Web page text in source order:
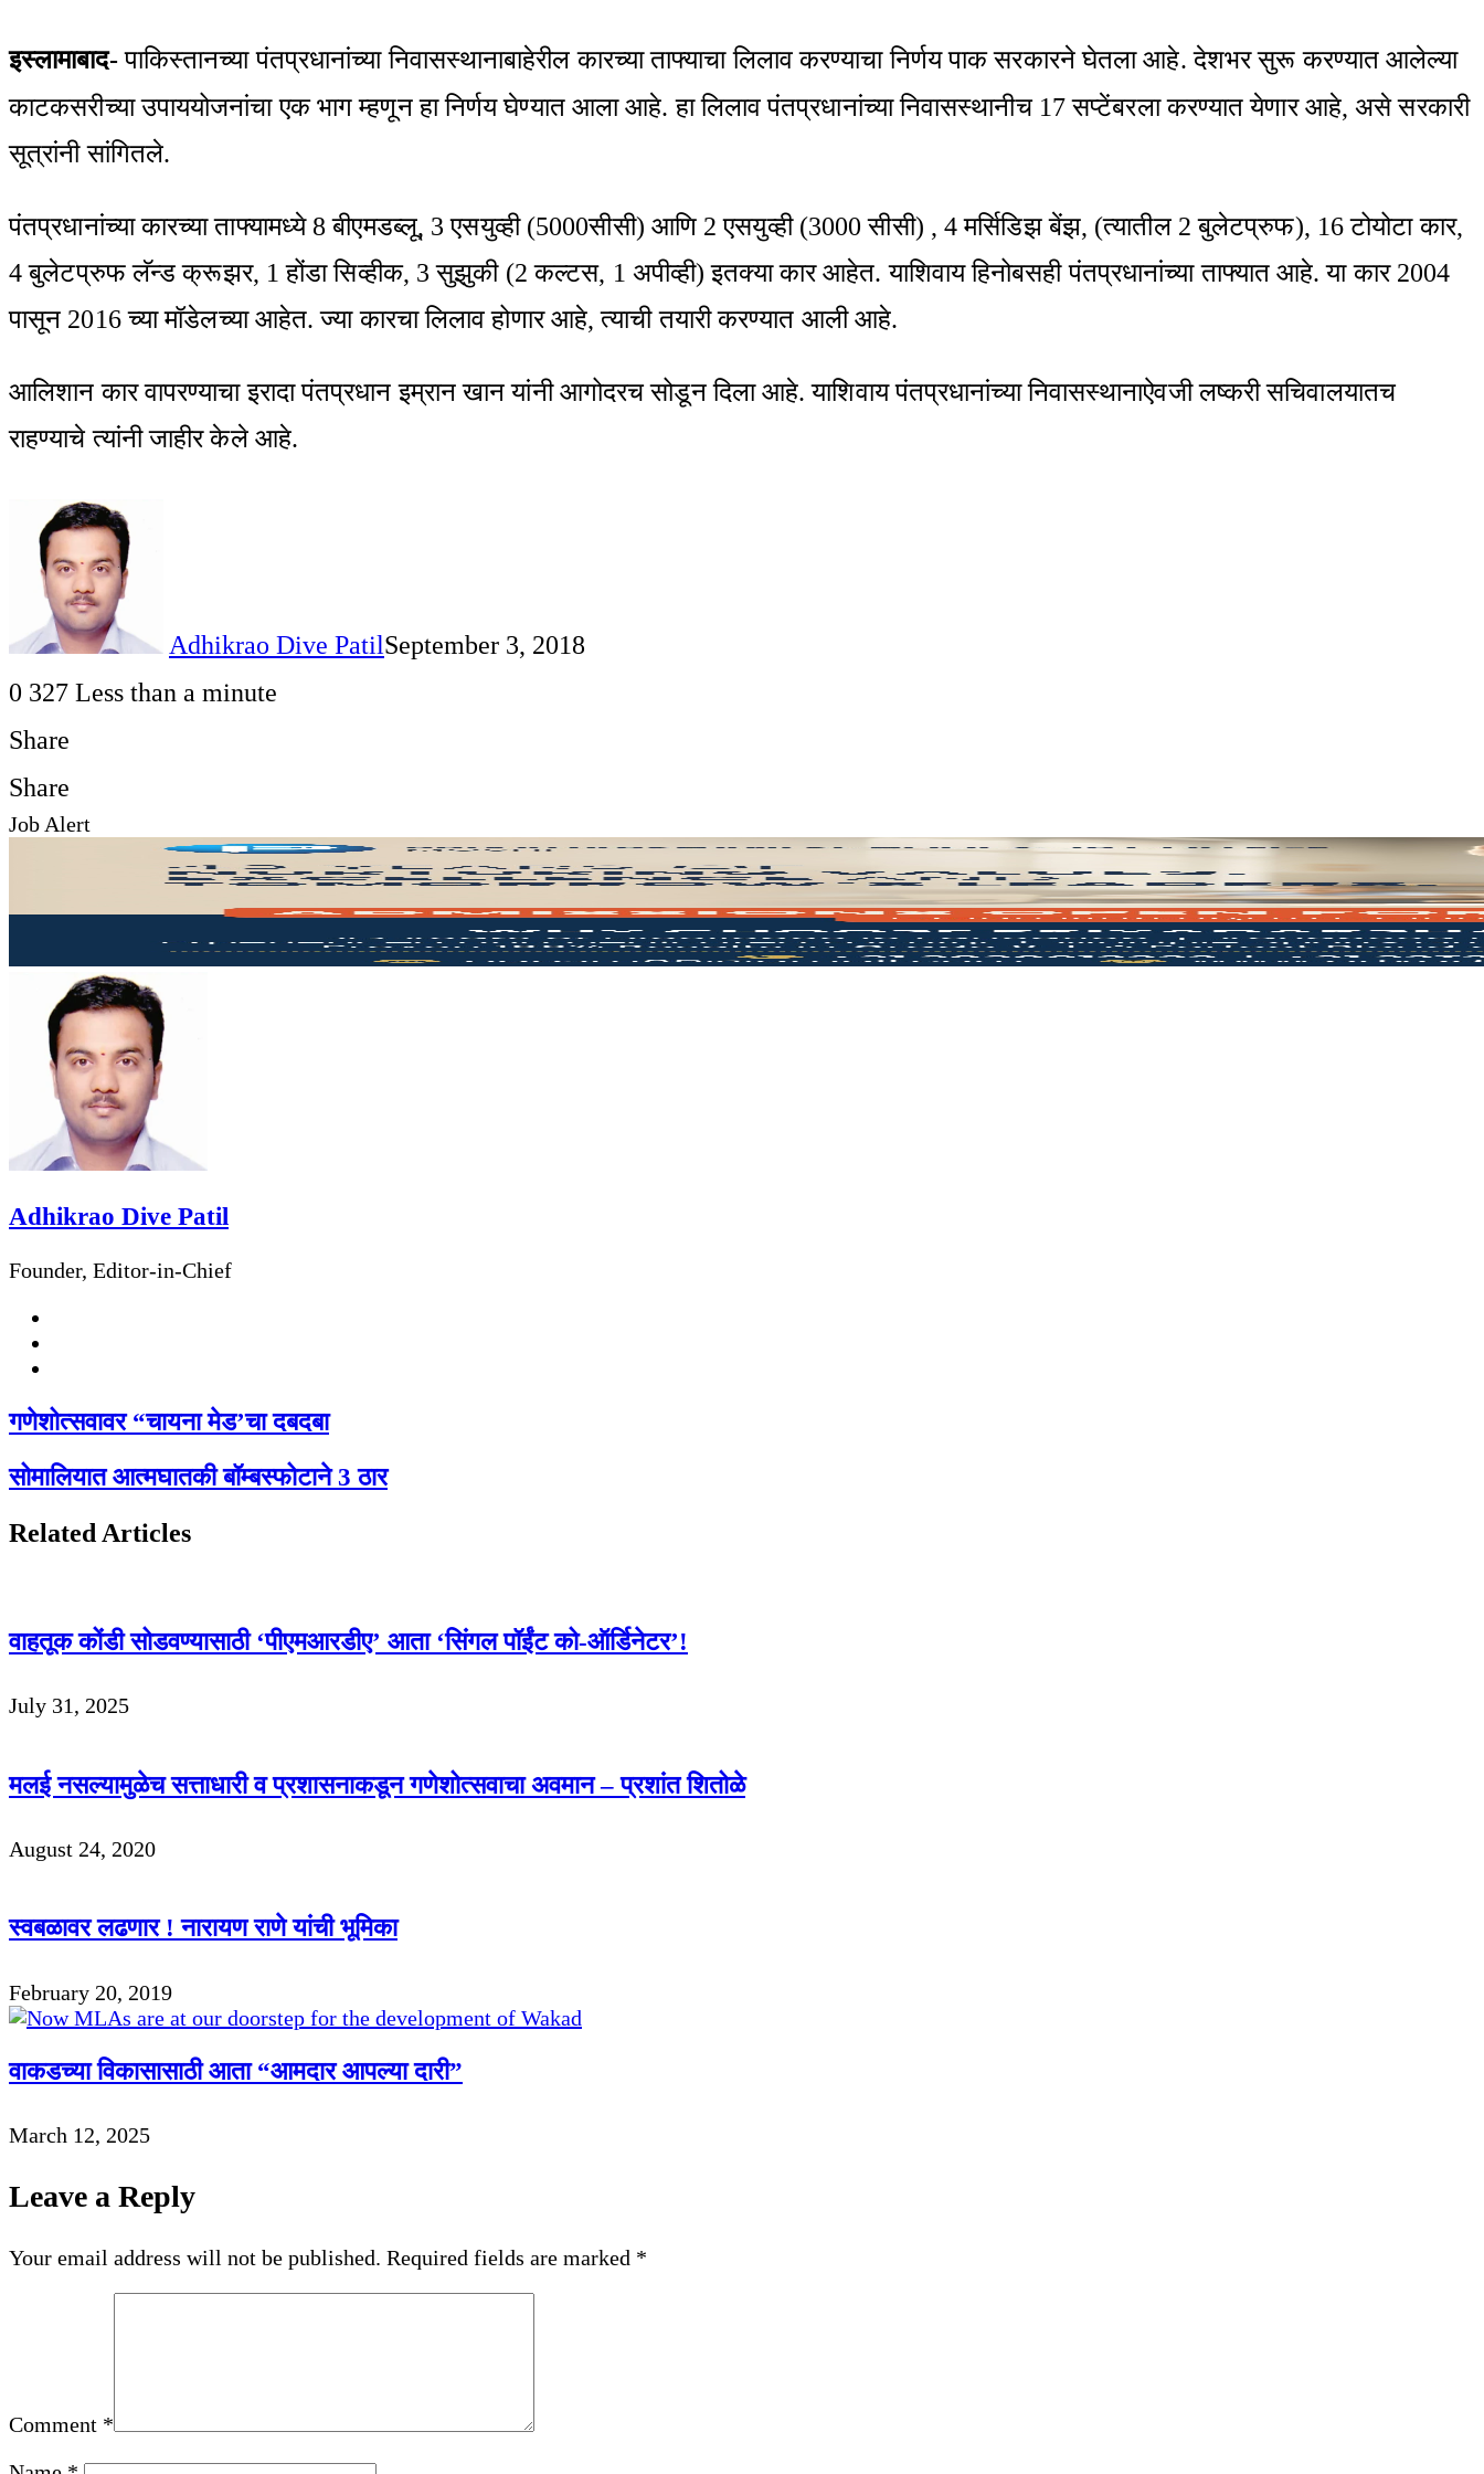
Email
इस्लामाबाद-पाकिस्तानच्या पंतप्रधानांच्या निवासस्थानाबाहेरील कारच्या ताफ्याचा लिलाव करण्याचा निर्णय पाक सरकारने घेतला आहे. देशभर सुरू करण्यात आलेल्या
काटकसरीच्या उपाययोजनांचा एक भाग म्हणून हा निर्णय घेण्यात आला आहे. हा लिलाव पंतप्रधानांच्या निवासस्थानीच 17 सप्टेंबरला करण्यात येणार आहे, असे सरकारी
सूत्रांनी सांगितले.
पंतप्रधानांच्या कारच्या ताफ्यामध्ये 8 बीएमडब्लू, 3 एसयुव्ही (5000सीसी) आणि 2 एसयुव्ही (3000 सीसी) , 4 मर्सिडिझ बेंझ, (त्यातील 2 बुलेटप्रुफ), 16 टोयोटा कार,
4 बुलेटप्रुफ लॅन्ड क्रूझर, 1 होंडा सिव्हीक, 3 सुझुकी (2 कल्टस, 1 अपीव्ही) इतक्‍या कार आहेत. याशिवाय हिनोबसही पंतप्रधानांच्या ताफ्यात आहे. या कार 2004
पासून 2016 च्या मॉडेलच्या आहेत. ज्या कारचा लिलाव होणार आहे, त्याची तयारी करण्यात आली आहे.
आलिशान कार वापरण्याचा इरादा पंतप्रधान इम्रान खान यांनी आगोदरच सोडून दिला आहे. याशिवाय पंतप्रधानांच्या निवासस्थानाऐवजी लष्करी सचिवालयातच
राहण्याचे त्यांनी जाहीर केले आहे.
Adhikrao Dive PatilSeptember 3, 2018
0 327 Less than a minute
Share
Facebook
Twitter
LinkedIn
Pinterest
WhatsApp
Telegram
Share
via
Print
Share
Facebook
Twitter
LinkedIn
Pinterest
Messenger
Messenger
WhatsApp
Telegram
Share
Print
Job Alert
Adhikrao Dive Patil
Founder, Editor-in-Chief
गणेशोत्सवावर “चायना मेड’चा दबदबा
सोमालियात आत्मघातकी बॉम्बस्फोटाने 3 ठार
Related Articles
वाहतूक कोंडी सोडवण्यासाठी ‘पीएमआरडीए’ आता ‘सिंगल पॉईंट को-ऑर्डिनेटर’!
July 31, 2025
मलई नसल्यामुळेच सत्ताधारी व प्रशासनाकडून गणेशोत्सवाचा अवमान – प्रशांत शितोळे
August 24, 2020
स्वबळावर लढणार ! नारायण राणे यांची भूमिका
February 20, 2019
वाकडच्या विकासासाठी आता “आमदार आपल्या दारी”
March 12, 2025
Leave a Reply
Your email address will not be published. Required fields are marked *
Comment *